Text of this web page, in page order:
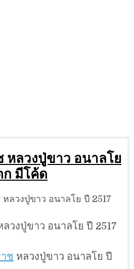
หลวงปู่ขาว อนาลโย
ก มีโค้ด
ลวงปู่ขาว อนาลโย ปี 2517
ช หลวงปู่ขาว อนาลโย ปี